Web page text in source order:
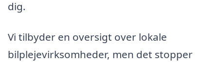
dig.
Vi tilbyder en oversigt over lokale
bilplejevirksomheder, men det stopper